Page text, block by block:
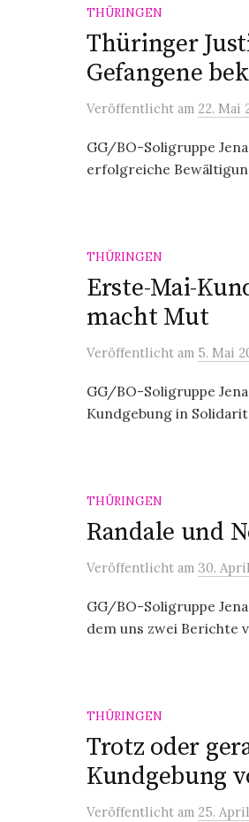
THÜRINGEN
Thüringer
Gefangene
Veröffentlicht am 22. Mai
GG/BO-Soligruppe
erfolgreiche
THÜRINGEN
Erste-Mai-
macht Mut
Veröffentlicht am 5. Mai
GG/BO-Soligruppe
Kundgebung in
THÜRINGEN
Randale und
Veröffentlicht am 30.
GG/BO-Soligruppe
dem uns zwei Berichte
THÜRINGEN
Trotz oder
Kundgebung
Veröffentlicht am 25.